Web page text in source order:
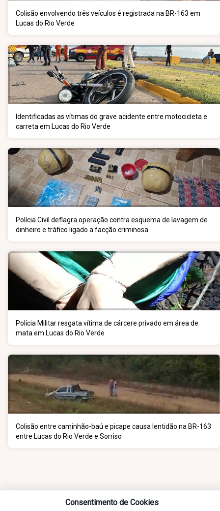
Colisão envolvendo três veículos é registrada na BR-163 em
Lucas do Rio Verde
Identificadas as vítimas do grave acidente entre motocicleta e
carreta em Lucas do Rio Verde
Polícia Civil deflagra operação contra esquema de lavagem de
dinheiro e tráfico ligado a facção criminosa
Polícia Militar resgata vítima de cárcere privado em área de
mata em Lucas do Rio Verde
Colisão entre caminhão-baú e picape causa lentidão na BR-163
entre Lucas do Rio Verde e Sorriso
Consentimento de Cookies